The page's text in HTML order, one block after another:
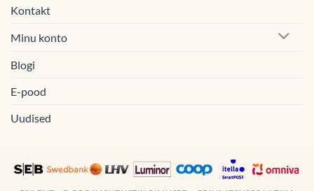
Kontakt
Minu konto
Blogi
E-pood
Uudised